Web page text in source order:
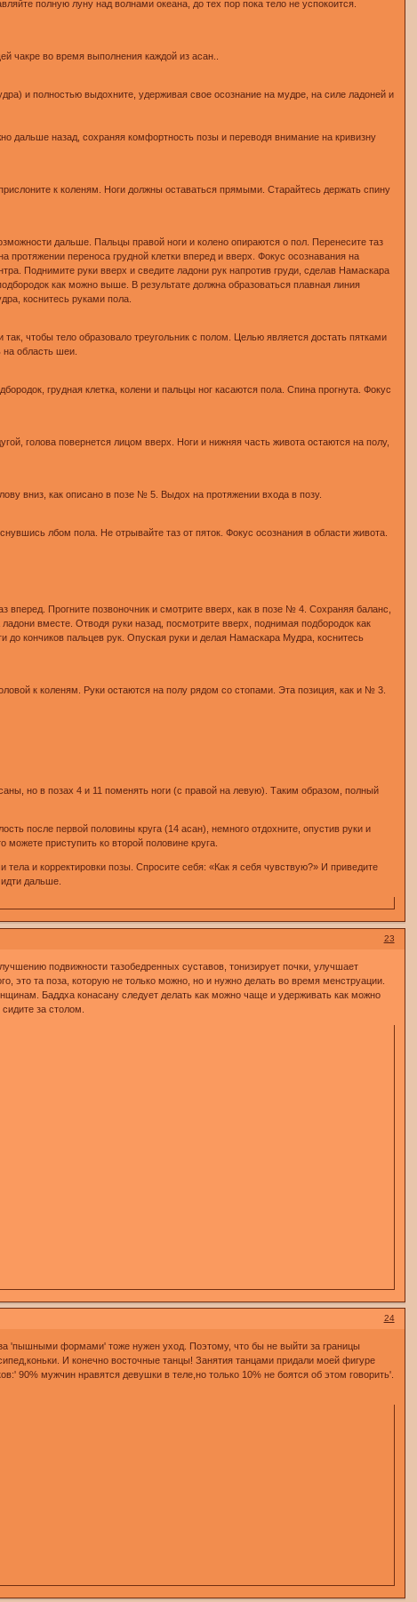
полную луну над волнами океана, до тех пор пока тело не успокоится.
чакре во время выполнения каждой из асан..
и полностью выдохните, удерживая свое осознание на мудре, на силе ладоней и
дальше назад, сохраняя комфортность позы и переводя внимание на кривизну
к коленям. Ноги должны оставаться прямыми. Старайтесь держать спину
дальше. Пальцы правой ноги и колено опираются о пол. Перенесите таз
протяжении переноса грудной клетки вперед и вверх. Фокус осознавания на
Поднимите руки вверх и сведите ладони рук напротив груди, сделав Намаскара
как можно выше. В результате должна образоваться плавная линия
коснитесь руками пола.
чтобы тело образовало треугольник с полом. Целью является достать пятками
на область шеи.
грудная клетка, колени и пальцы ног касаются пола. Спина прогнута. Фокус
голова повернется лицом вверх. Ноги и нижняя часть живота остаются на полу,
вниз, как описано в позе № 5. Выдох на протяжении входа в позу.
лбом пола. Не отрывайте таз от пяток. Фокус осознания в области живота.
Прогните позвоночник и смотрите вверх, как в позе № 4. Сохраняя баланс,
вместе. Отводя руки назад, посмотрите вверх, поднимая подбородок как
кончиков пальцев рук. Опуская руки и делая Намаскара Мудра, коснитесь
к коленям. Руки остаются на полу рядом со стопами. Эта позиция, как и № 3.
но в позах 4 и 11 поменять ноги (с правой на левую). Таким образом, полный
после первой половины круга (14 асан), немного отдохните, опустив руки и
приступить ко второй половине круга.
и корректировки позы. Спросите себя: «Как я себя чувствую?» И приведите
дальше.
23
подвижности тазобедренных суставов, тонизирует почки, улучшает
это та поза, которую не только можно, но и нужно делать во время менструации.
Баддха конасану следует делать как можно чаще и удерживать как можно
за столом.
24
'пышными формами' тоже нужен уход. Поэтому, что бы не выйти за границы
И конечно восточные танцы! Занятия танцами придали моей фигуре
90% мужчин нравятся девушки в теле,но только 10% не боятся об этом говорить'.